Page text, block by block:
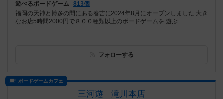
遊べるボードゲーム 813個
福岡の天神と博多の間にある春吉に2024年8月にオープンしました 大き
なお店5時間2000円で８００種類以上のボードゲームを 遊ぶ...
フォローする
ボードゲームカフェ
三河遊 滝川本店